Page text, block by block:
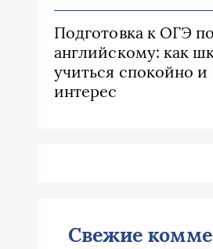
Подготовка к ОГЭ по
английскому: как
учиться спокойно и
интерес
Свежие